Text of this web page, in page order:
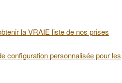
la VRAIE liste de nos prises
configuration personnalisée pour les